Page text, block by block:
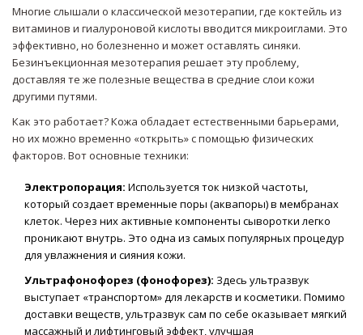
Многие слышали о классической мезотерапии, где коктейль из
витаминов и гиалуроновой кислоты вводится микроиглами. Это
эффективно, но болезненно и может оставлять синяки.
Безинъекционная мезотерапия решает эту проблему,
доставляя те же полезные вещества в средние слои кожи
другими путями.
Как это работает? Кожа обладает естественными барьерами,
но их можно временно «открыть» с помощью физических
факторов. Вот основные техники:
Электропорация: Используется ток низкой частоты,
который создает временные поры (аквапоры) в мембранах
клеток. Через них активные компоненты сыворотки легко
проникают внутрь. Это одна из самых популярных процедур
для увлажнения и сияния кожи.
Ультрафонофорез (фонофорез): Здесь ультразвук
выступает «транспортом» для лекарств и косметики. Помимо
доставки веществ, ультразвук сам по себе оказывает мягкий
массажный и лифтинговый эффект, улучшая